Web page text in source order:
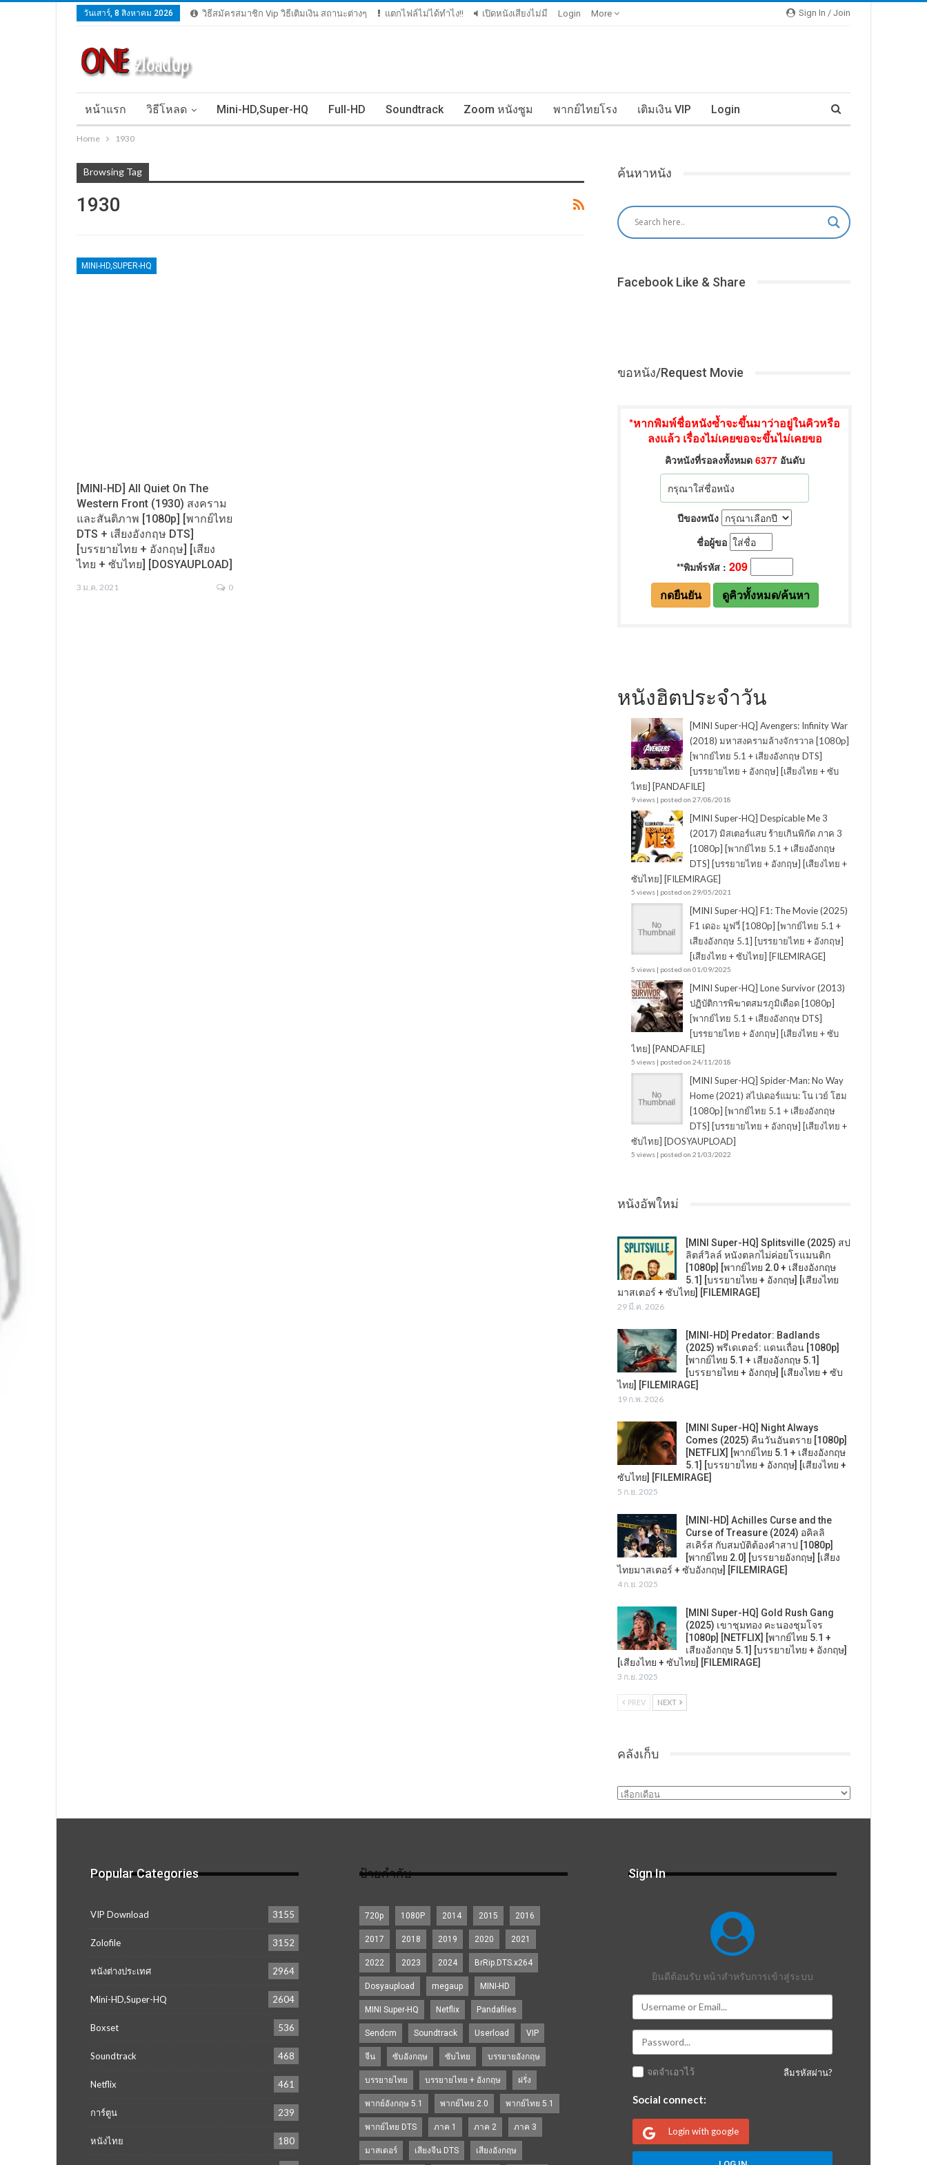
Sign In / Join
วันเสาร์, 8 สิงหาคม 2026 วิธีสมัครสมาชิก Vip วิธีเติมเงิน สถานะต่างๆ แตกไฟล์ไม่ได้ทำไง!! เปิดหนังเสียงไม่มี Login More
หน้าแรก วิธีโหลด Mini-HD,Super-HQ Full-HD Soundtrack Zoom หนังซูม พากย์ไทยโรง เติมเงิน VIP Login
Home 1930
Browsing Tag
1930
MINI-HD,SUPER-HQ
[MINI-HD] All Quiet On The
Western Front (1930) สงคราม
และสันติภาพ [1080p] [พากย์ไทย
DTS + เสียงอังกฤษ DTS]
[บรรยายไทย + อังกฤษ] [เสียง
ไทย + ซับไทย] [DOSYAUPLOAD]
3 ม.ค. 2021 0
ค้นหาหนัง
Facebook Like & Share
ขอหนัง/Request Movie
หนังฮิตประจำวัน
[MINI Super-HQ] Avengers: Infinity War
(2018) มหาสงครามล้างจักรวาล [1080p]
[พากย์ไทย 5.1 + เสียงอังกฤษ DTS]
[บรรยายไทย + อังกฤษ] [เสียงไทย + ซับ
ไทย] [PANDAFILE]
9 views| posted on 27/08/2018
[MINI Super-HQ] Despicable Me 3
(2017) มิสเตอร์แสบ ร้ายเกินพิกัด ภาค 3
[1080p] [พากย์ไทย 5.1 + เสียงอังกฤษ
DTS] [บรรยายไทย + อังกฤษ] [เสียงไทย +
ซับไทย] [FILEMIRAGE]
5 views| posted on 29/05/2021
[MINI Super-HQ] F1: The Movie (2025)
F1 เดอะ มูฟวี่ [1080p] [พากย์ไทย 5.1 +
เสียงอังกฤษ 5.1] [บรรยายไทย + อังกฤษ]
[เสียงไทย + ซับไทย] [FILEMIRAGE]
5 views| posted on 01/09/2025
[MINI Super-HQ] Lone Survivor (2013)
ปฏิบัติการพิฆาตสมรภูมิเดือด [1080p]
[พากย์ไทย 5.1 + เสียงอังกฤษ DTS]
[บรรยายไทย + อังกฤษ] [เสียงไทย + ซับ
ไทย] [PANDAFILE]
5 views| posted on 24/11/2018
[MINI Super-HQ] Spider-Man: No Way
Home (2021) สไปเดอร์แมน: โน เวย์ โฮม
[1080p] [พากย์ไทย 5.1 + เสียงอังกฤษ
DTS] [บรรยายไทย + อังกฤษ] [เสียงไทย +
ซับไทย] [DOSYAUPLOAD]
5 views| posted on 21/03/2022
หนังอัพใหม่
[MINI Super-HQ] Splitsville (2025) สป
ลิตส์วิลล์ หนังตลกไม่ค่อยโรแมนติก
[1080p] [พากย์ไทย 2.0 + เสียงอังกฤษ
5.1] [บรรยายไทย + อังกฤษ] [เสียงไทย
มาสเตอร์ + ซับไทย] [FILEMIRAGE]
29 มี.ค. 2026
[MINI-HD] Predator: Badlands
(2025) พรีเดเตอร์: แดนเถื่อน [1080p]
[พากย์ไทย 5.1 + เสียงอังกฤษ 5.1]
[บรรยายไทย + อังกฤษ] [เสียงไทย + ซับ
ไทย] [FILEMIRAGE]
19 ก.พ. 2026
[MINI Super-HQ] Night Always
Comes (2025) คืนวันอันตราย [1080p]
[NETFLIX] [พากย์ไทย 5.1 + เสียงอังกฤษ
5.1] [บรรยายไทย + อังกฤษ] [เสียงไทย +
ซับไทย] [FILEMIRAGE]
5 ก.ย. 2025
[MINI-HD] Achilles Curse and the
Curse of Treasure (2024) อคิลลิ
สเคิร์ส กับสมบัติต้องคำสาป [1080p]
[พากย์ไทย 2.0] [บรรยายอังกฤษ] [เสียง
ไทยมาสเตอร์ + ซับอังกฤษ] [FILEMIRAGE]
4 ก.ย. 2025
[MINI Super-HQ] Gold Rush Gang
(2025) เขาชุมทอง คะนองชุมโจร
[1080p] [NETFLIX] [พากย์ไทย 5.1 +
เสียงอังกฤษ 5.1] [บรรยายไทย + อังกฤษ]
[เสียงไทย + ซับไทย] [FILEMIRAGE]
3 ก.ย. 2025
PREV NEXT
คลังเก็บ
คลัง
Popular Categories
VIP Download 3155
Zolofile 3152
หนังต่างประเทศ 2964
Mini-HD,Super-HQ 2604
Boxset 536
Soundtrack 468
Netflix 461
การ์ตูน 239
หนังไทย 180
ป้ายกำกับ
720p 1080P 2014 2015 2016
2017 2018 2019 2020 2021
2022 2023 2024 BrRip.DTS.x264
Dosyaupload megaup MINI-HD
MINI Super-HQ Netflix Pandafiles
Sendcm Soundtrack Userload VIP
จีน ซับอังกฤษ ซับไทย บรรยายอังกฤษ
บรรยายไทย บรรยายไทย + อังกฤษ ฝรั่ง
พากย์อังกฤษ 5.1 พากย์ไทย 2.0 พากย์ไทย 5.1
พากย์ไทย DTS ภาค 1 ภาค 2 ภาค 3
มาสเตอร์ เสียงจีน DTS เสียงอังกฤษ
Sign In
ยินดีต้อนรับ หน้าสำหรับการเข้าสู่ระบบ
ลืมรหัสผ่าน?
จดจำเอาไว้
Social connect:
Login with google